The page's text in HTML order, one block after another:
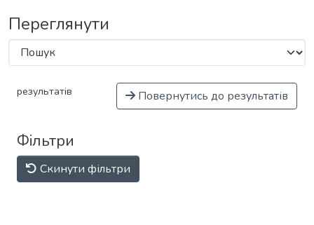
Переглянути
результатів Повернутись до результатів
Фільтри
Скинути фільтри